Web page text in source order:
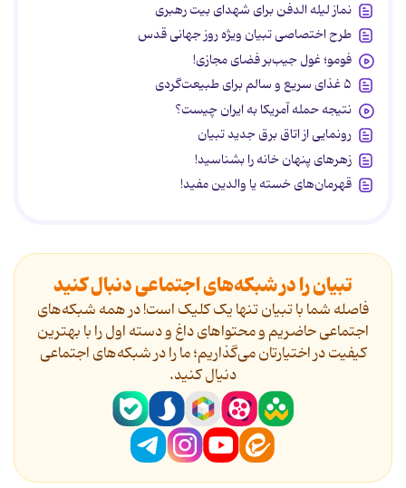
نماز لیله الدفن برای شهدای بیت رهبری
طرح اختصاصی تبیان ویژه روز جهانی قدس
فومو؛ غول جیب‌بر فضای مجازی!
۵ غذای سریع و سالم برای طبیعت‌گردی
نتیجه حمله آمریکا به ایران چیست؟
رونمایی از اتاق برق جدید تبیان
زهرهای پنهان خانه را بشناسید!
قهرمان‌های خسته یا والدین مفید!
تبیان را در شبکه‌های اجتماعی دنبال کنید
فاصله شما با تبیان تنها یک کلیک است! در همه شبکه‌های
اجتماعی حاضریم و محتواهای داغ و دسته اول را با بهترین
کیفیت در اختیارتان می‌گذاریم؛ ما را در شبکه‌های اجتماعی
دنیال کنید.